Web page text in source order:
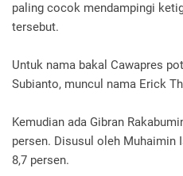
paling cocok mendampingi
tersebut.
Untuk nama bakal Cawapres
Subianto, muncul nama Erick
Kemudian ada Gibran
persen. Disusul oleh Muhaimin
8,7 persen.